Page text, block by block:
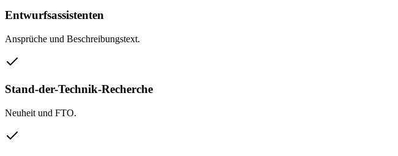
Entwurfsassistenten
Ansprüche und Beschreibungstext.
Stand-der-Technik-Recherche
Neuheit und FTO.